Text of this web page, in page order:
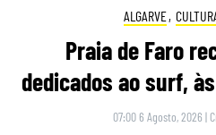
ALGARVE,
Praia de Faro
dedicados ao surf,
07:00 6 Agosto, 2026 |